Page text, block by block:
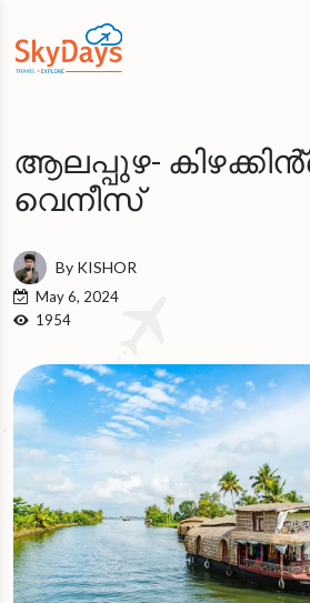
ആലപ്പുഴ-
വെനീസ്
By KISHOR
May 6, 2024
1954